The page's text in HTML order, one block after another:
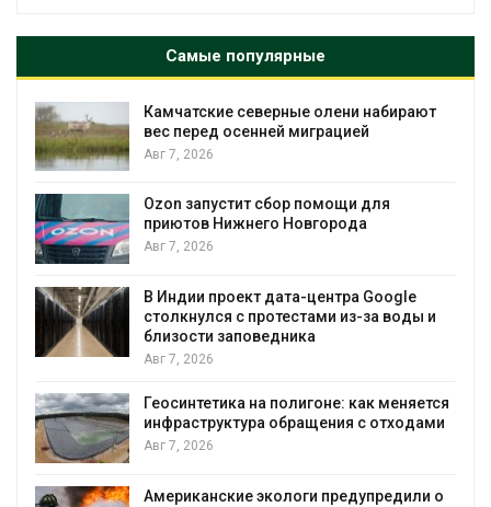
Самые популярные
Камчатские северные олени набирают
вес перед осенней миграцией
Авг 7, 2026
Ozon запустит сбор помощи для
приютов Нижнего Новгорода
Авг 7, 2026
В Индии проект дата-центра Google
столкнулся с протестами из-за воды и
близости заповедника
Авг 7, 2026
Геосинтетика на полигоне: как меняется
инфраструктура обращения с отходами
Авг 7, 2026
Американские экологи предупредили о